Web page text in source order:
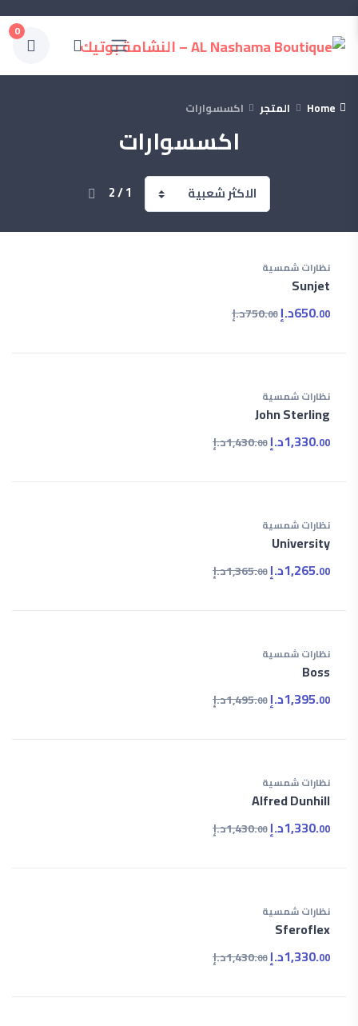
0
Home المتجر اكسسوارات
اكسسوارات
1 / 2
نظارات شمسية
Sunjet
650.00 د.إ 750.00 د.إ
نظارات شمسية
John Sterling
1,330.00 د.إ 1,430.00 د.إ
نظارات شمسية
University
1,265.00 د.إ 1,365.00 د.إ
نظارات شمسية
Boss
1,395.00 د.إ 1,495.00 د.إ
نظارات شمسية
Alfred Dunhill
1,330.00 د.إ 1,430.00 د.إ
نظارات شمسية
Sferoflex
1,330.00 د.إ 1,430.00 د.إ